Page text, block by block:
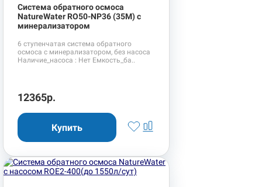
Система обратного осмоса
NatureWater RO50-NP36 (35М) с
минерализатором
6 ступенчатая система обратного
осмоса с минерализатором, без насоса
Наличие_насоса : Нет Емкость_ба..
12365р.